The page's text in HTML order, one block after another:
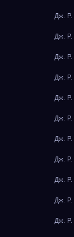
Дж. Р.
Дж. Р.
Дж. Р.
Дж. Р.
Дж. Р.
Дж. Р.
Дж. Р.
Дж. Р.
Дж. Р.
Дж. Р.
Дж. Р.